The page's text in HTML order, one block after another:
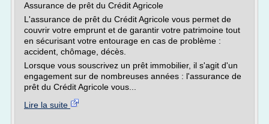
Assurance de prêt du Crédit Agricole
L'assurance de prêt du Crédit Agricole vous permet de
couvrir votre emprunt et de garantir votre patrimoine tout
en sécurisant votre entourage en cas de problème :
accident, chômage, décès.
Lorsque vous souscrivez un prêt immobilier, il s'agit d'un
engagement sur de nombreuses années : l'assurance de
prêt du Crédit Agricole vous...
Lire la suite